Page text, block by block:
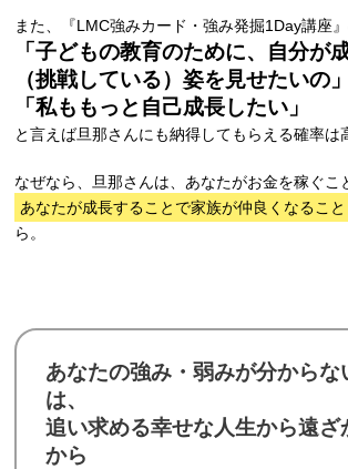
また、『LMC強みカード・強み発掘1Day講座』
「子どもの教育のために、自分が
（挑戦している）姿を見せたいの」
「私ももっと自己成長したい」
と言えば旦那さんにも納得してもらえる確率は
なぜなら、旦那さんは、あなたがお金を稼ぐこ
あなたが成長することで家族が仲良くなること
ら。
あなたの強み・弱みが分からな
は、
追い求める幸せな人生から遠ざ
から